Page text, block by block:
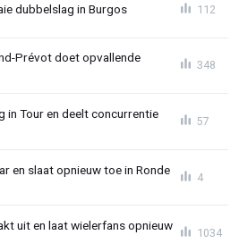
dubbelslag in Burgos 112
Prévot doet opvallende
348
in Tour en deelt concurrentie
57
en slaat opnieuw toe in Ronde
4
uit en laat wielerfans opnieuw
1034